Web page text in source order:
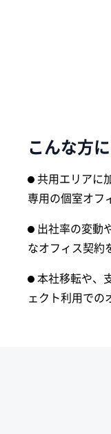
こんな方
共用エリアに
専用の個室オフ
出社率の変動
なオフィス契約
本社移転や、
ェクト利用での